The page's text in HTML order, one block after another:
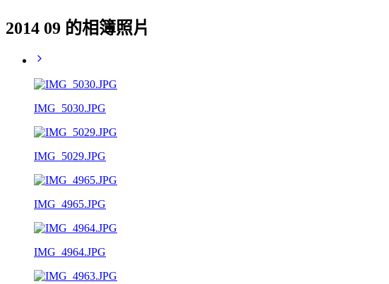
2014 09 的相簿照片
IMG_5030.JPG
IMG_5029.JPG
IMG_4965.JPG
IMG_4964.JPG